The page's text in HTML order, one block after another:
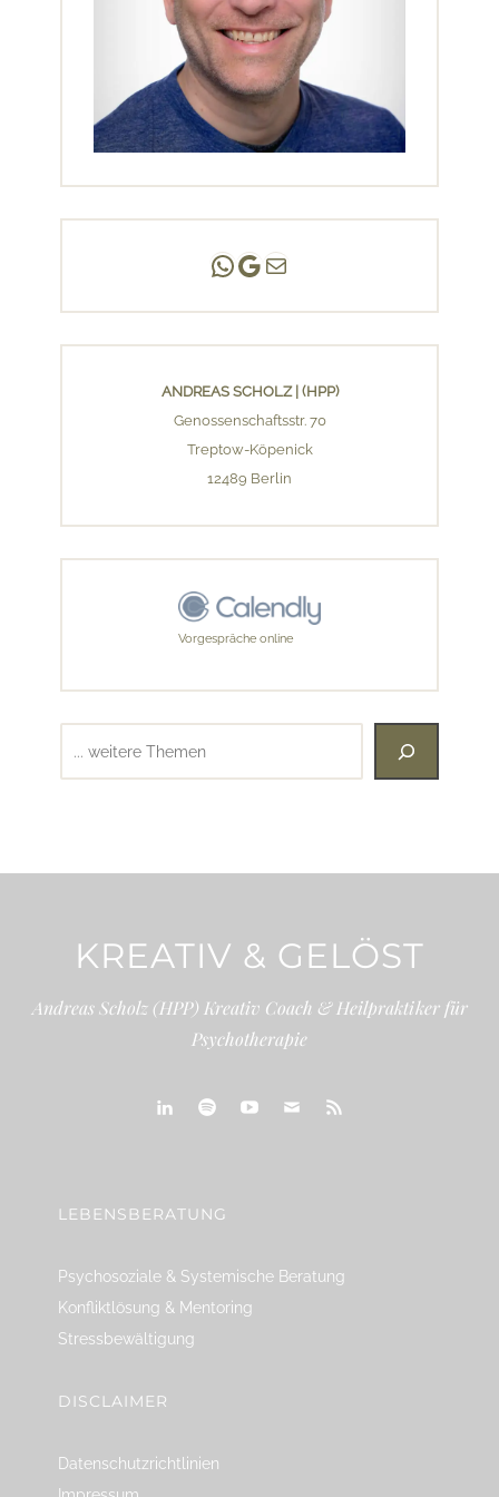
Andreas Scholz | (HPP)
Praxis Adlershof
E-Mail an mich ...
ANDREAS SCHOLZ | (HPP)
Genossenschaftsstr. 70
Treptow-Köpenick
12489 Berlin
Vorgespräche online
KREATIV & GELÖST
Andreas Scholz (HPP) Kreativ Coach & Heilpraktiker für
Psychotherapie
LEBENSBERATUNG
Psychosoziale & Systemische Beratung
Konfliktlösung & Mentoring
Stressbewältigung
DISCLAIMER
Datenschutzrichtlinien